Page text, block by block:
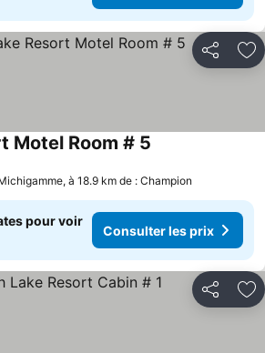
Partager
Motel Room # 5
à 18.9 km de : Champion
pour voir
Consulter les prix
Partager